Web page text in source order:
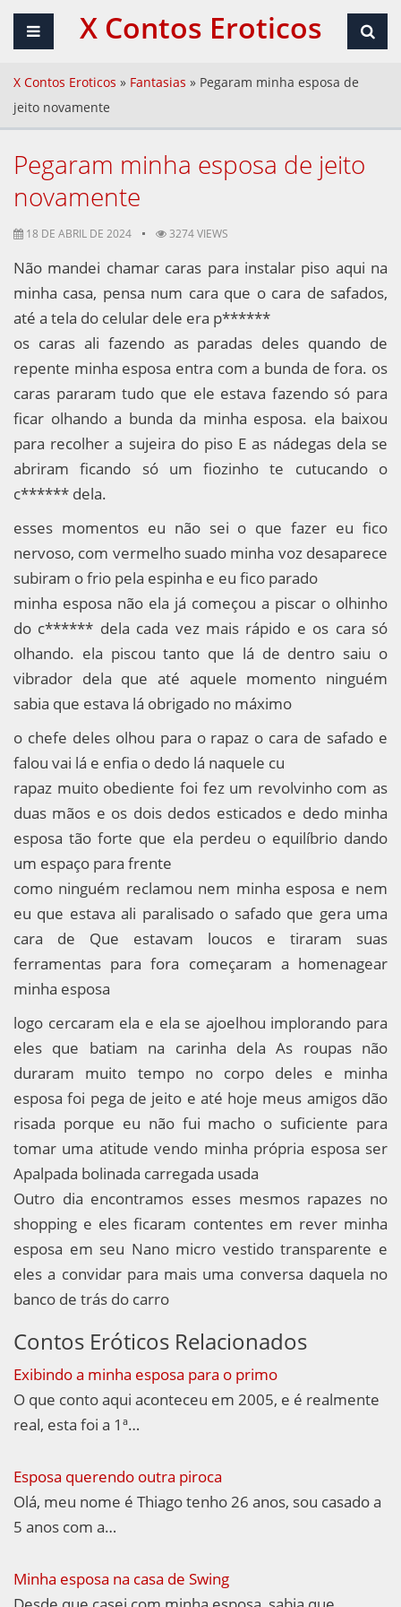
X Contos Eroticos
X Contos Eroticos » Fantasias » Pegaram minha esposa de
jeito novamente
Pegaram minha esposa de jeito
novamente
18 DE ABRIL DE 2024 3274 VIEWS
Não mandei chamar caras para instalar piso aqui na
minha casa, pensa num cara que o cara de safados,
até a tela do celular dele era p******
os caras ali fazendo as paradas deles quando de
repente minha esposa entra com a bunda de fora. os
caras pararam tudo que ele estava fazendo só para
ficar olhando a bunda da minha esposa. ela baixou
para recolher a sujeira do piso E as nádegas dela se
abriram ficando só um fiozinho te cutucando o
c****** dela.
esses momentos eu não sei o que fazer eu fico
nervoso, com vermelho suado minha voz desaparece
subiram o frio pela espinha e eu fico parado
minha esposa não ela já começou a piscar o olhinho
do c****** dela cada vez mais rápido e os cara só
olhando. ela piscou tanto que lá de dentro saiu o
vibrador dela que até aquele momento ninguém
sabia que estava lá obrigado no máximo
o chefe deles olhou para o rapaz o cara de safado e
falou vai lá e enfia o dedo lá naquele cu
rapaz muito obediente foi fez um revolvinho com as
duas mãos e os dois dedos esticados e dedo minha
esposa tão forte que ela perdeu o equilíbrio dando
um espaço para frente
como ninguém reclamou nem minha esposa e nem
eu que estava ali paralisado o safado que gera uma
cara de Que estavam loucos e tiraram suas
ferramentas para fora começaram a homenagear
minha esposa
logo cercaram ela e ela se ajoelhou implorando para
eles que batiam na carinha dela As roupas não
duraram muito tempo no corpo deles e minha
esposa foi pega de jeito e até hoje meus amigos dão
risada porque eu não fui macho o suficiente para
tomar uma atitude vendo minha própria esposa ser
Apalpada bolinada carregada usada
Outro dia encontramos esses mesmos rapazes no
shopping e eles ficaram contentes em rever minha
esposa em seu Nano micro vestido transparente e
eles a convidar para mais uma conversa daquela no
banco de trás do carro
Contos Eróticos Relacionados
Exibindo a minha esposa para o primo
O que conto aqui aconteceu em 2005, e é realmente
real, esta foi a 1ª…
Esposa querendo outra piroca
Olá, meu nome é Thiago tenho 26 anos, sou casado a
5 anos com a…
Minha esposa na casa de Swing